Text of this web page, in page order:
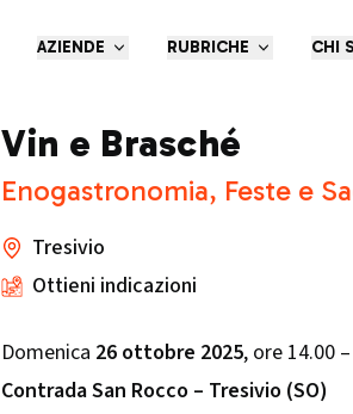
AZIENDE RUBRICHE CHI
Vin e Brasché
Enogastronomia, Feste e
Tresivio
Ottieni indicazioni
Domenica 26 ottobre 2025, ore 14.00
Contrada San Rocco – Tresivio (SO)